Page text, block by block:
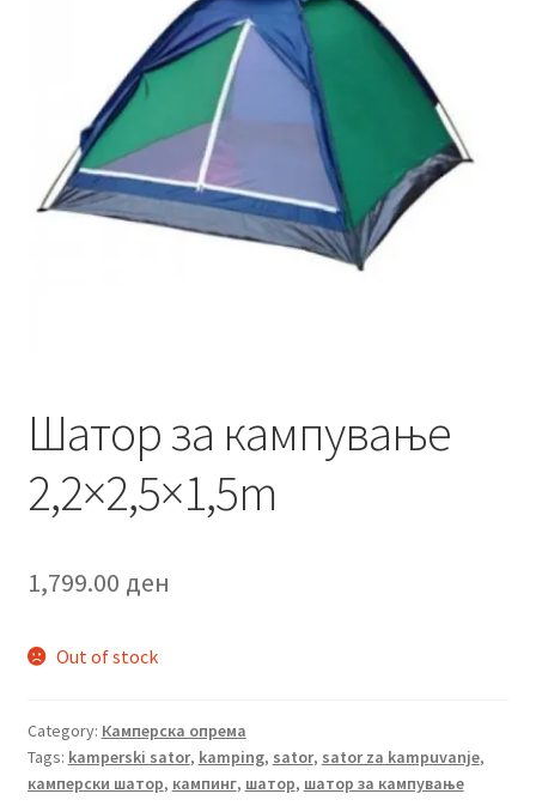
Рекламации и замена на производ
Сите производи
Услови за користење
Шатор за кампување
2,2×2,5×1,5m
1,799.00 ден
Out of stock
Category: Камперска опрема
Tags: kamperski sator, kamping, sator, sator za kampuvanje,
камперски шатор, кампинг, шатор, шатор за кампување